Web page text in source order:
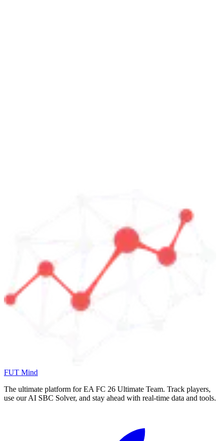
FUT Mind
The ultimate platform for EA FC 26 Ultimate Team. Track players,
use our AI SBC Solver, and stay ahead with real-time data and tools.